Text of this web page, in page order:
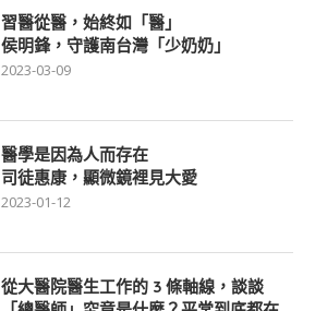
習醫從醫，始終如「醫」
侯明鋒，守護南台灣「少奶奶」
2023-03-09
醫學是因為人而存在
司徒惠康，顯微鏡裡見大愛
2023-01-12
從大醫院醫生工作的 3 條軸線，談談